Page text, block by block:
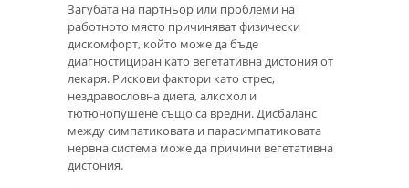
Загубата на партньор или проблеми на
работното място причиняват физически
дискомфорт, който може да бъде
диагностициран като вегетативна дистония от
лекаря. Рискови фактори като стрес,
нездравословна диета, алкохол и
тютюнопушене също са вредни. Дисбаланс
между симпатиковата и парасимпатиковата
нервна система може да причини вегетативна
дистония.